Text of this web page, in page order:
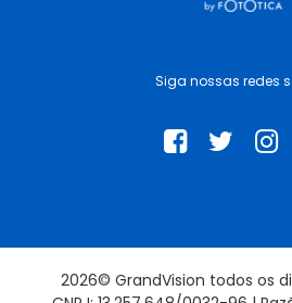
Siga nossas redes
2026© GrandVision todos os